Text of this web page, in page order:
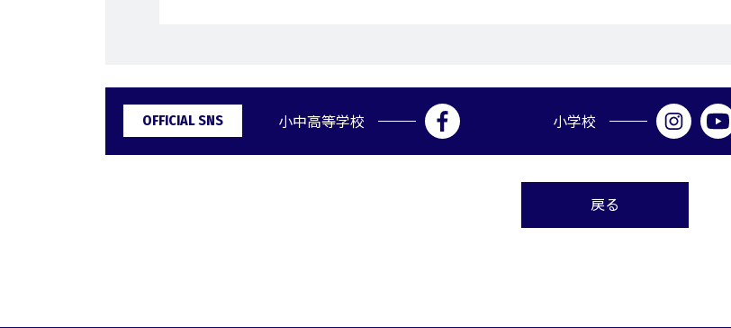
OFFICIAL SNS 小中高等学校 小学校
戻る